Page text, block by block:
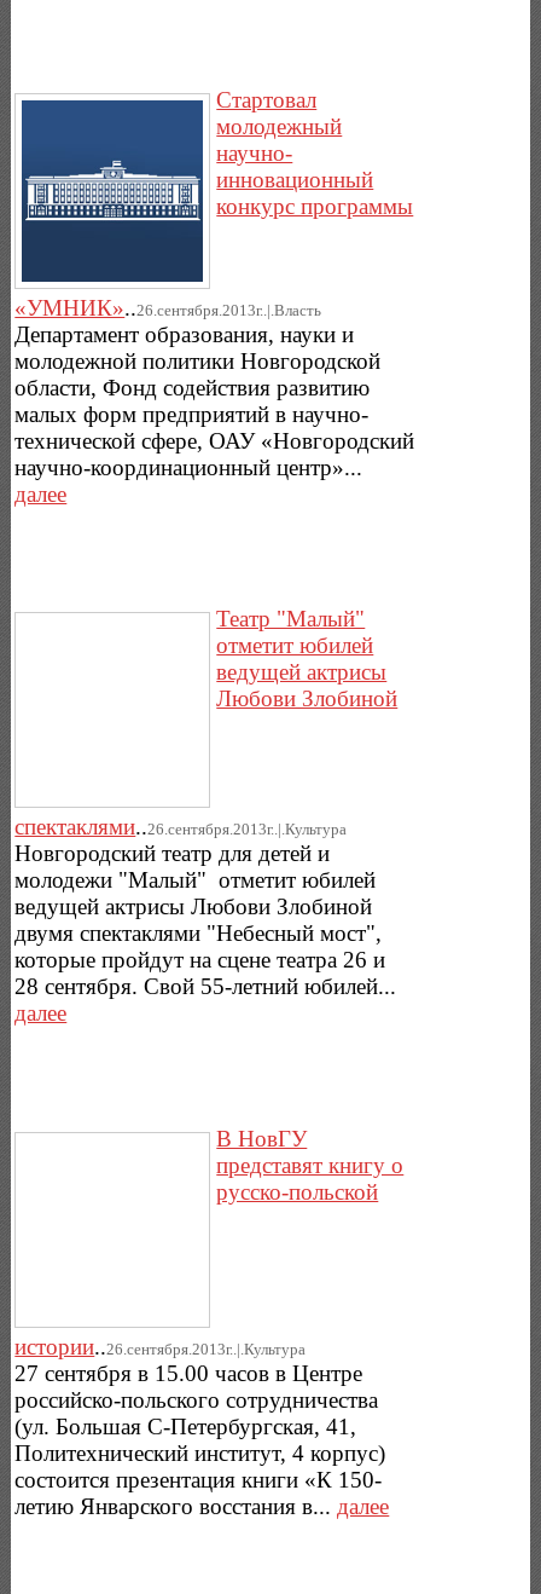
Стартовал
молодежный
научно-
инновационный
конкурс программы
«УМНИК»..26.сентября.2013г..|.Власть
Департамент образования, науки и
молодежной политики Новгородской
области, Фонд содействия развитию
малых форм предприятий в научно-
технической сфере, ОАУ «Новгородский
научно-координационный центр»...
далее
Театр "Малый"
отметит юбилей
ведущей актрисы
Любови Злобиной
спектаклями..26.сентября.2013г..|.Культура
Новгородский театр для детей и
молодежи "Малый" отметит юбилей
ведущей актрисы Любови Злобиной
двумя спектаклями "Небесный мост",
которые пройдут на сцене театра 26 и
28 сентября. Свой 55-летний юбилей...
далее
В НовГУ
представят книгу о
русско-польской
истории..26.сентября.2013г..|.Культура
27 сентября в 15.00 часов в Центре
российско-польского сотрудничества
(ул. Большая С-Петербургская, 41,
Политехнический институт, 4 корпус)
состоится презентация книги «К 150-
летию Январского восстания в... далее